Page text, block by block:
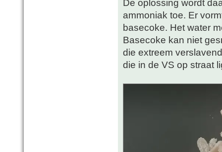
De oplossing wordt
ammoniak toe. Er
basecoke. Het water
Basecoke kan niet
die extreem
die in de VS op straat